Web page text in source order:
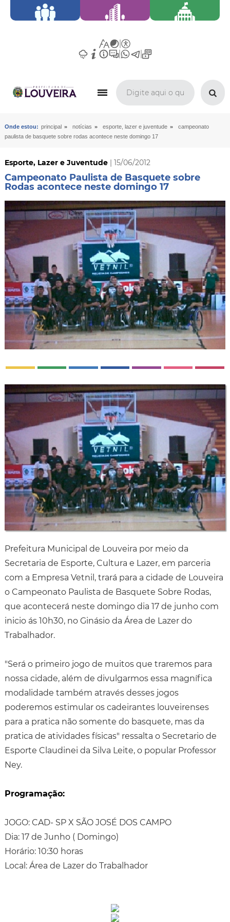
Onde estou: principal » notícias » esporte, lazer e juventude »
campeonato
paulista de basquete sobre rodas acontece neste domingo 17
Esporte, Lazer e Juventude| 15/06/2012
Campeonato Paulista de Basquete sobre
Rodas acontece neste domingo 17
Prefeitura Municipal de Louveira por meio da
Secretaria de Esporte, Cultura e Lazer, em parceria
com a Empresa Vetnil, trará para a cidade de Louveira
o Campeonato Paulista de Basquete Sobre Rodas,
que acontecerá neste domingo dia 17 de junho com
inicio ás 10h30, no Ginásio da Área de Lazer do
Trabalhador.
"Será o primeiro jogo de muitos que traremos para
nossa cidade, além de divulgarmos essa magnífica
modalidade também através desses jogos
poderemos estimular os cadeirantes louveirenses
para a pratica não somente do basquete, mas da
pratica de atividades físicas" ressalta o Secretario de
Esporte Claudinei da Silva Leite, o popular Professor
Ney.
Programação:
JOGO: CAD- SP X SÃO JOSÉ DOS CAMPO
Dia: 17 de Junho ( Domingo)
Horário: 10:30 horas
Local: Área de Lazer do Trabalhador